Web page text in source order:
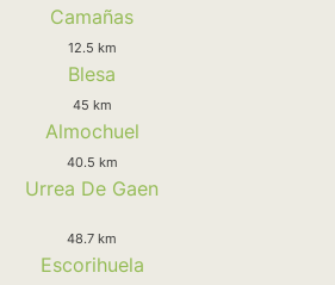
Camañas
12.5 km
Blesa
45 km
Almochuel
40.5 km
Urrea De Gaen
48.7 km
Escorihuela